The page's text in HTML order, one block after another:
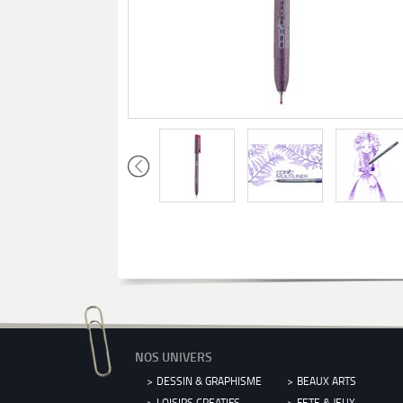
NOS UNIVERS
DESSIN & GRAPHISME
BEAUX ARTS